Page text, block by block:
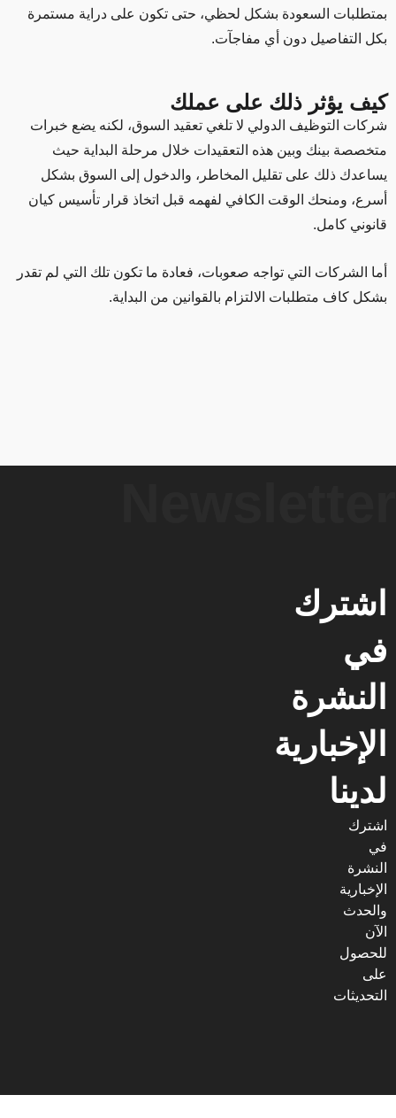
بمتطلبات السعودة بشكل لحظي، حتى تكون على دراية مستمرة
بكل التفاصيل دون أي مفاجآت.
كيف يؤثر ذلك على عملك
شركات التوظيف الدولي لا تلغي تعقيد السوق، لكنه يضع خبرات
متخصصة بينك وبين هذه التعقيدات خلال مرحلة البداية حيث
يساعدك ذلك على تقليل المخاطر، والدخول إلى السوق بشكل
أسرع، ومنحك الوقت الكافي لفهمه قبل اتخاذ قرار تأسيس كيان
قانوني كامل.
أما الشركات التي تواجه صعوبات، فعادة ما تكون تلك التي لم تقدر
بشكل كاف متطلبات الالتزام بالقوانين من البداية.
اشترك
في
النشرة
الإخبارية
لدينا
اشترك
في
النشرة
الإخبارية
والحدث
الآن
للحصول
على
التحديثات